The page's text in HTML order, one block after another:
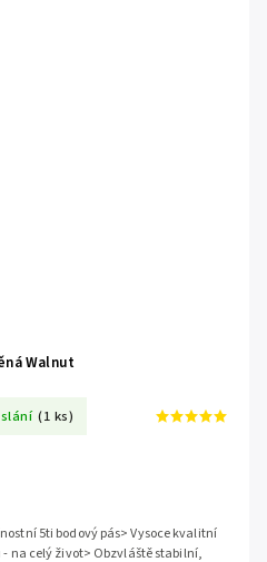
dřevěná Walnut
(1 ks)
5ti bodový pás> Vysoce kvalitní
na celý život> Obzvláště stabilní,